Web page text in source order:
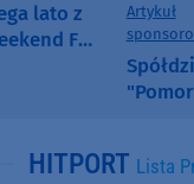
lato z
FM
Artykuł
HITPORT Lista